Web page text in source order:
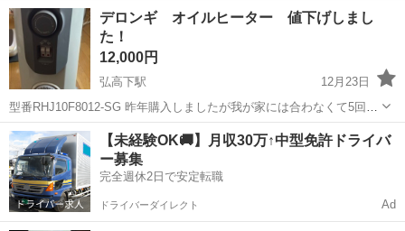
青森 八戸市 本八戸駅 季節、空調家電
デロンギ オイルヒーター 値下げしまし
た！
12,000円
弘高下駅
12月23日
型番RHJ10F8012-SG 昨年購入しましたが我が家には合わなくて5回使
ったかどうかで保管していました。 購入時に箱は不要としたので本体
と説明書のみです。 説明書は元々畳んであり本体にくくり付けてあっ
たのでシワがあります...
青森 弘前市 弘高下駅 季節、空調家電 デロンギ
【未経験OK🚚】月収30万↑中型免許ドライバ
ー募集
完全週休2日で安定転職
ドライバーダイレクト Ad